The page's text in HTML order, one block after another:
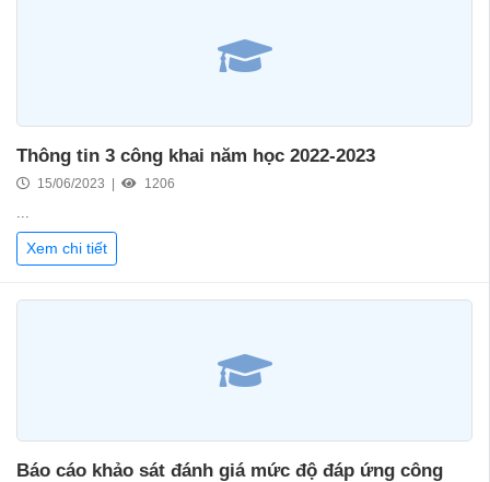
Thông tin 3 công khai năm học 2022-2023
15/06/2023 | 1206
...
Xem chi tiết
Báo cáo khảo sát đánh giá mức độ đáp ứng công